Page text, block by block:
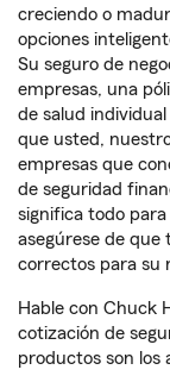
creciendo o
opciones
Su seguro de
empresas, una
de salud
que usted,
empresas que
de seguridad
significa todo
asegúrese de que
correctos para su
Hable con Chuck
cotización de
productos son los